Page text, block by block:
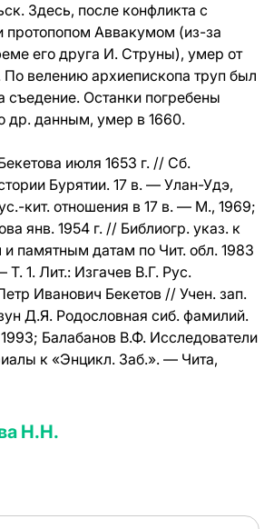
Здесь, после конфликта с
протопопом Аввакумом (из-за
его друга И. Струны), умер от
велению архиепископа труп был
съедение. Останки погребены
др. данным, умер в 1660.
июля 1653 г. // Сб.
Бурятии. 17 в. — Улан-Удэ,
кит. отношения в 17 в. — М., 1969;
янв. 1954 г. // Библиогр. указ. к
памятным датам по Чит. обл. 1983
Т. 1. Лит.: Изгачев В.Г. Рус.
Иванович Бекетов // Учен. зап.
Д.Я. Родословная сиб. фамилий.
Балабанов В.Ф. Исследователи
к «Энцикл. Заб.». — Чита,
Н.Н.